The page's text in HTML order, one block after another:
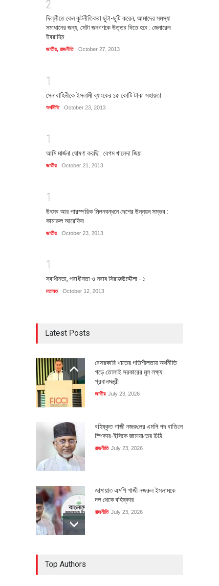
2
দিল্লীতে কেন কুটনীতিকরা ছুটা-ছুটি করেন, আমাদের সমস্যা
সমাধানের জন্য, সেটা জনগণকে উত্তর দিতে হবে : জেনারেল
ইবরাহিম
জাতীয়, রাজনীতি October 27, 2013
1
সেনাবাহিনীকে ইসলামী ব্যাংকের ১৫ কোটি টাকা সহায়তা
অর্থনীতি October 23, 2013
1
আমি মার্জনা ঘোষণা করছি : বেগম খালেদা জিয়া
জাতীয় October 21, 2013
1
উৎসব আর পারস্পরিক মিলনবন্ধনে দেশের উন্নয়ন সম্ভব :
কামারুল আরেফিন
জাতীয় October 23, 2013
1
স্বাধীনতা, পরাধীনতা ও নবাব সিরাজউদ্দৌলা - ১
মতামত October 12, 2013
Latest Posts
বেসরকারি খাতের গতিশীলতায় অর্থনীতি
গড়ে তোলাই সরকারের মূল লক্ষ্য:
প্রধানমন্ত্রী
জাতীয় July 23, 2026
বহিষ্কৃত গাজী নজরু‌লের এম‌পি পদ বা‌তি‌লে
স্পিকার-ইসিকে জামায়া‌তের চি‌ঠি
রাজনীতি July 23, 2026
জামায়াত এমপি গাজী নজরুল ইসলামকে
দল থেকে বহিষ্কার
রাজনীতি July 23, 2026
Top Authors